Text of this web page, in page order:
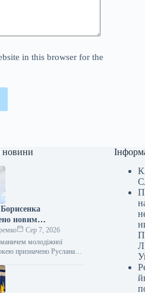
in this browser for the
новини
новим
юнацької
команди.
Сер 7, 2026
молодіжної
призначено Руслана
сезон 2026/2027
України виступатиме
Л